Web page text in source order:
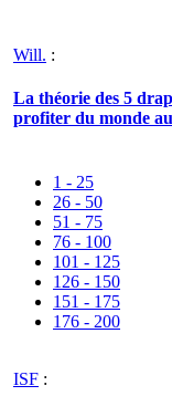
Will. :
La théorie des 5
profiter du monde
1 - 25
26 - 50
51 - 75
76 - 100
101 - 125
126 - 150
151 - 175
176 - 200
ISF :